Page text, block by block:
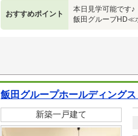
おすすめポイント
本日見学可能です♪
飯田グループHD≪
飯田グループホールディング
新築一戸建て